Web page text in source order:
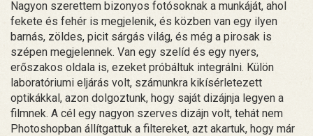
Nagyon szerettem bizonyos fotósoknak a munkáját, ahol
fekete és fehér is megjelenik, és közben van egy ilyen
barnás, zöldes, picit sárgás világ, és még a pirosak is
szépen megjelennek. Van egy szelíd és egy nyers,
erőszakos oldala is, ezeket próbáltuk integrálni. Külön
laboratóriumi eljárás volt, számunkra kikísérletezett
optikákkal, azon dolgoztunk, hogy saját dizájnja legyen a
filmnek. A cél egy nagyon szerves dizájn volt, tehát nem
Photoshopban állítgattuk a filtereket, azt akartuk, hogy már